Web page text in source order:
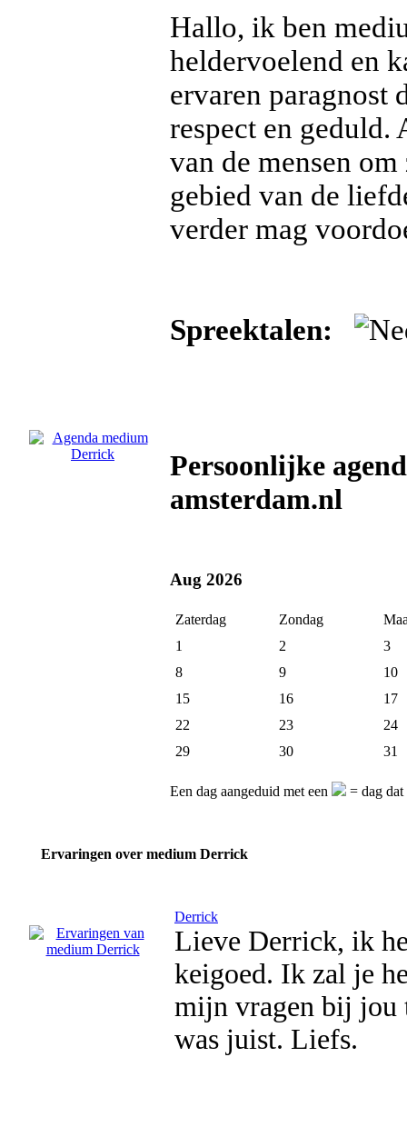
Hallo, ik ben
heldervoelend en
ervaren paragnost
respect en geduld.
van de mensen
gebied van de
verder mag
Spreektalen:
Persoonlijke
amsterdam.nl
Aug 2026
Zaterdag Zondag
1
2
3
8
9
10
15
16
17
22
23
24
29
30 31
Een dag aangeduid met een = dag
Ervaringen over medium Derrick
Derrick
Lieve Derrick, ik
keigoed. Ik zal je
mijn vragen bij jou
was juist. Liefs.